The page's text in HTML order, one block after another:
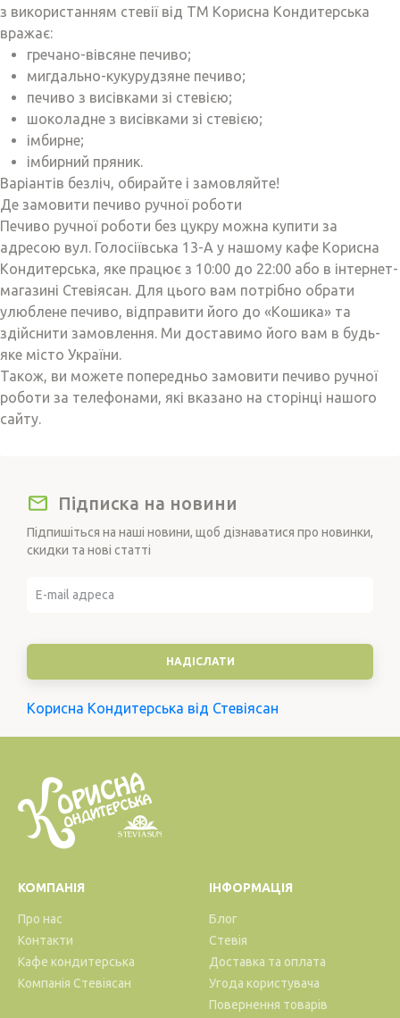
Підписка на новини
Підпишіться на наші новини, щоб дізнаватися про новинки,
скидки та нові статті
Корисна Кондитерська від Стевіясан
з використанням стевії від ТМ Корисна Кондитерська
вражає:
гречано-вівсяне печиво;
мигдально-кукурудзяне печиво;
печиво з висівками зі стевією;
шоколадне з висівками зі стевією;
імбирне;
імбирний пряник.
Варіантів безліч, обирайте і замовляйте!
Де замовити печиво ручної роботи
Печиво ручної роботи без цукру можна купити за
адресою вул. Голосіївська 13-А у нашому кафе Корисна
Кондитерська, яке працює з 10:00 до 22:00 або в інтернет-
магазині Стевіясан. Для цього вам потрібно обрати
улюблене печиво, відправити його до «Кошика» та
здійснити замовлення. Ми доставимо його вам в будь-
яке місто України.
Також, ви можете попередньо замовити печиво ручної
роботи за телефонами, які вказано на сторінці нашого
сайту.
КОМПАНІЯ
Про нас
Контакти
Кафе кондитерська
Компанія Стевіясан
ІНФОРМАЦІЯ
Блог
Стевія
Доставка та оплата
Угода користувача
Повернення товарів